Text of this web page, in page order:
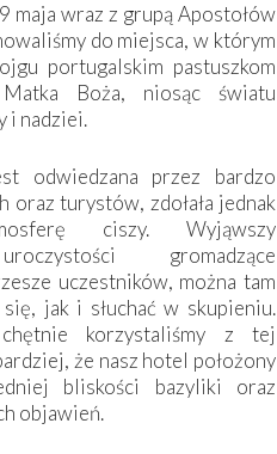
maja wraz z grupą Apostołów
do miejsca, w którym
portugalskim pastuszkom
Boża, niosąc światu
i nadziei.
odwiedzana przez bardzo
oraz turystów, zdołała jednak
ciszy. Wyjąwszy
gromadzące
uczestników, można tam
jak i słuchać w skupieniu.
korzystaliśmy z tej
że nasz hotel położony
bliskości bazyliki oraz
objawień.